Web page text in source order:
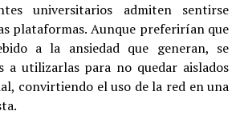
universitarios admiten sentirse
plataformas. Aunque preferirían que
a la ansiedad que generan, se
a utilizarlas para no quedar aislados
convirtiendo el uso de la red en una